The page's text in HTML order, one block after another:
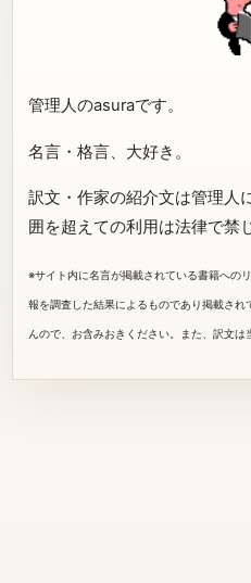
管理人のasuraです。
名言・格言、大好き。
訳文・作家の紹介文は管理人
囲を超えての利用は法律で禁
※サイト内に名言が掲載されている書籍への
報を調査した結果によるものであり掲載さ
んので、お含みおきください。また、訳文は